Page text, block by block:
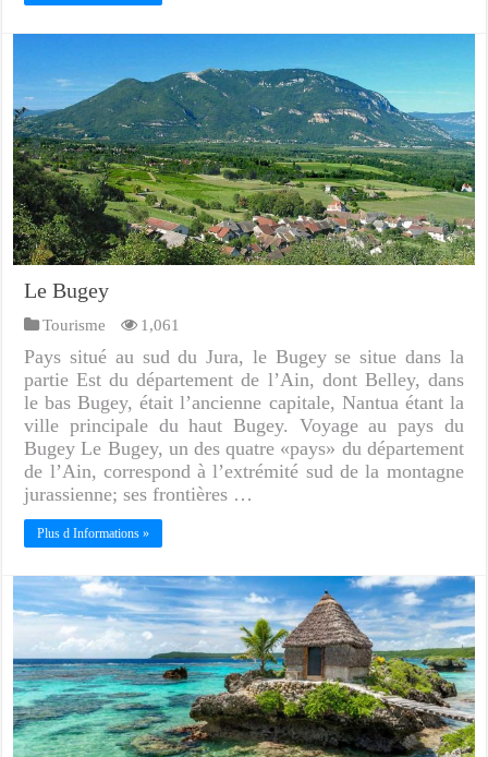
Le Bugey
Tourisme 1,061
Pays situé au sud du Jura, le Bugey se situe dans la
partie Est du département de l’Ain, dont Belley, dans
le bas Bugey, était l’ancienne capitale, Nantua étant la
ville principale du haut Bugey. Voyage au pays du
Bugey Le Bugey, un des quatre «pays» du département
de l’Ain, correspond à l’extrémité sud de la montagne
jurassienne; ses frontières …
Plus d Informations »